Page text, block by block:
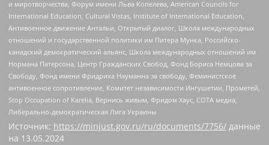
и миротворчества, Форум имени Льва Копелева, American Councils for
International Education, Cultural Vistas, Institute of International Education,
Антивоенное движение Антальи, Открытый диалог, Школа международных
отношений и государственной политики им Питера Мунка, Российско-
канадский демократический альянс, Школа международных отношений им
Нормана Патерсона, Центр Гражданских Свобод, Фонд Бориса Немцова за
Свободу, Фонд имени Фридриха Науманна за свободу, Феминистское
антивоенное сопротивление, Комитет независимости Ингушетии, Прометей,
Stop Occupation of Karelia, Вернись живым, Фридом Хаус, СОТА медиа,
Либерально-демократическая Лига Украины
Источник: https://minjust.gov.ru/ru/documents/7756/ данные
на 13.05.2024